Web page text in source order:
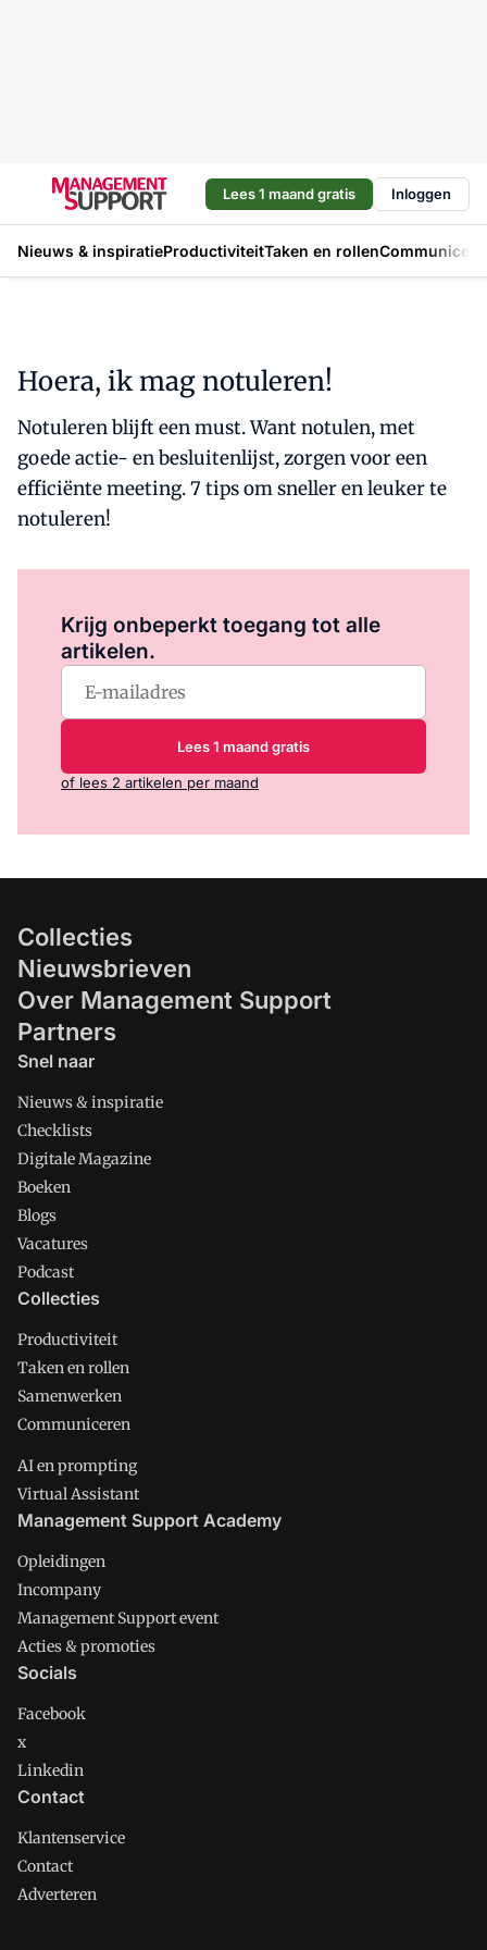
Lees 1 maand gratis Inloggen
Nieuws & inspiratieProductiviteitTaken en rollen
Hoera, ik mag notuleren!
Notuleren blijft een must. Want notulen, met
goede actie- en besluitenlijst, zorgen voor een
efficiënte meeting. 7 tips om sneller en leuker te
notuleren!
Krijg onbeperkt toegang tot alle
artikelen.
Lees 1 maand gratis
of lees 2 artikelen per maand
Collecties
Nieuwsbrieven
Over Management Support
Partners
Snel naar
Nieuws & inspiratie
Checklists
Digitale Magazine
Boeken
Blogs
Vacatures
Podcast
Collecties
Productiviteit
Taken en rollen
Samenwerken
Communiceren
AI en prompting
Virtual Assistant
Management Support Academy
Opleidingen
Incompany
Management Support event
Acties & promoties
Socials
Facebook
x
Linkedin
Contact
Klantenservice
Contact
Adverteren